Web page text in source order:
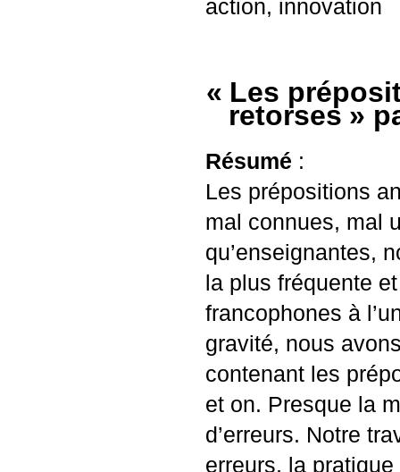
action, innovation
« Les
retorses »
Résumé :
Les prépositions
mal connues, mal
qu’enseignantes,
la plus fréquente
francophones à
gravité, nous
contenant les
et on. Presque la
d’erreurs. Notre
erreurs, la